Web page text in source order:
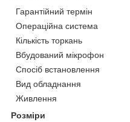
Гарантійний термін
Операційна система
Кількість торкань
Вбудований мікрофон
Спосіб встановлення
Вид обладнання
Живлення
Розміри